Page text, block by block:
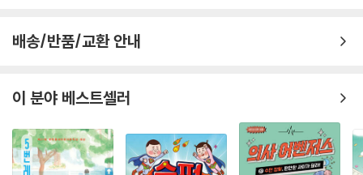
배송/반품/교환 안내
이 분야 베스트셀러